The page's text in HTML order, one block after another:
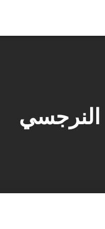
النرجسي